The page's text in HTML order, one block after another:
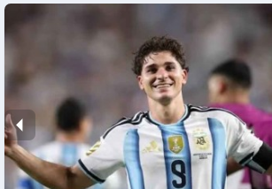
arrow_left